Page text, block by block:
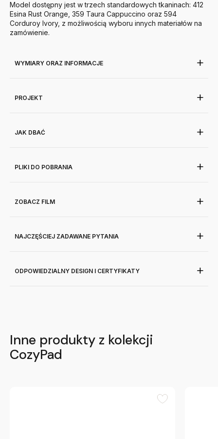
Model dostępny jest w trzech standardowych tkaninach: 412
Esina Rust Orange, 359 Taura Cappuccino oraz 594
Corduroy Ivory, z możliwością wyboru innych materiałów na
zamówienie.
WYMIARY ORAZ INFORMACJE
PROJEKT
JAK DBAĆ
PLIKI DO POBRANIA
ZOBACZ FILM
NAJCZĘŚCIEJ ZADAWANE PYTANIA
ODPOWIEDZIALNY DESIGN I CERTYFIKATY
Inne produkty z kolekcji
CozyPad